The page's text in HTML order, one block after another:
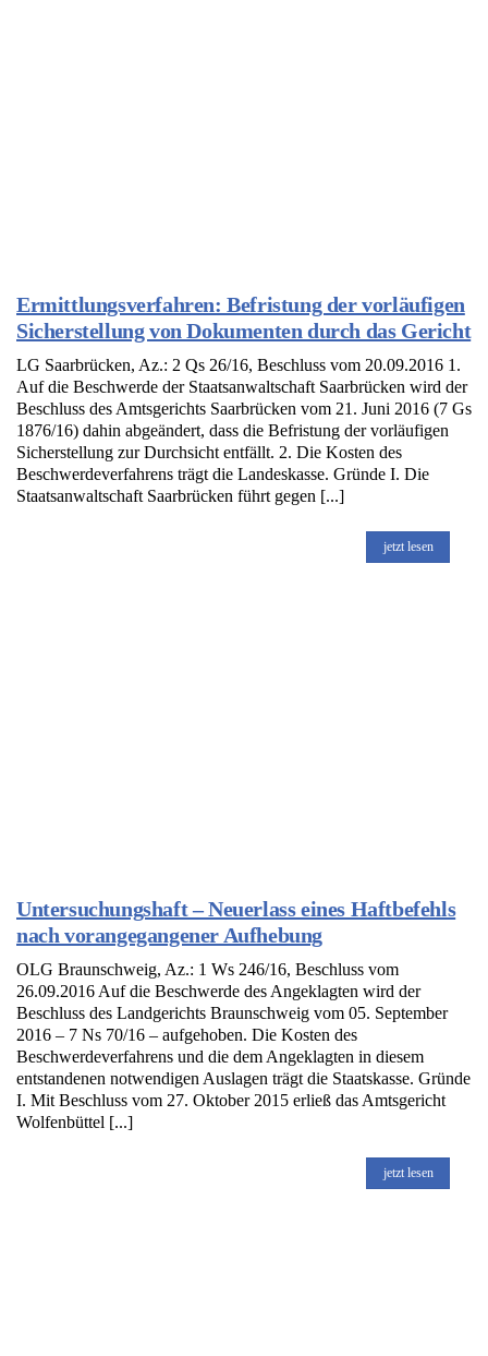
Ermittlungsverfahren: Befristung der vorläufigen
Sicherstellung von Dokumenten durch das Gericht
LG Saarbrücken, Az.: 2 Qs 26/16, Beschluss vom 20.09.2016 1.
Auf die Beschwerde der Staatsanwaltschaft Saarbrücken wird der
Beschluss des Amtsgerichts Saarbrücken vom 21. Juni 2016 (7 Gs
1876/16) dahin abgeändert, dass die Befristung der vorläufigen
Sicherstellung zur Durchsicht entfällt. 2. Die Kosten des
Beschwerdeverfahrens trägt die Landeskasse. Gründe I. Die
Staatsanwaltschaft Saarbrücken führt gegen [...]
jetzt lesen
Untersuchungshaft – Neuerlass eines Haftbefehls
nach vorangegangener Aufhebung
OLG Braunschweig, Az.: 1 Ws 246/16, Beschluss vom
26.09.2016 Auf die Beschwerde des Angeklagten wird der
Beschluss des Landgerichts Braunschweig vom 05. September
2016 – 7 Ns 70/16 – aufgehoben. Die Kosten des
Beschwerdeverfahrens und die dem Angeklagten in diesem
entstandenen notwendigen Auslagen trägt die Staatskasse. Gründe
I. Mit Beschluss vom 27. Oktober 2015 erließ das Amtsgericht
Wolfenbüttel [...]
jetzt lesen